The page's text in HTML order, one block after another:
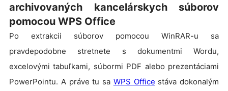
archivovaných kancelárskych súborov
pomocou WPS Office
Po extrakcii súborov pomocou WinRAR-u sa
pravdepodobne stretnete s dokumentmi Wordu,
excelovými tabuľkami, súbormi PDF alebo prezentáciami
PowerPointu. A práve tu sa WPS Office stáva dokonalým